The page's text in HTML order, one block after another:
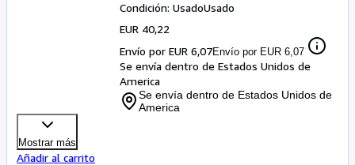
Condición: UsadoUsado
EUR 40,22
Envío por EUR 6,07Envío por EUR 6,07
Se envía dentro de Estados Unidos de
America
Se envía dentro de Estados Unidos de
America
Mostrar más
Añadir al carrito